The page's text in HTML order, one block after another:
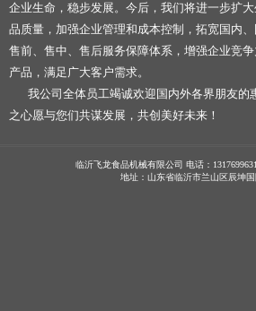
企业生命，稳步发展。今后，我们将进一步扩
品质量，加强企业管理和成本控制，拓宽国内
售前、售中、售后服务保障体系，增强企业竞
产品，满足广大客户需求。
我公司全体员工竭诚欢迎国内外各界朋友的
之心愿与您们共谋发展，共创美好未来！
临沂飞龙食品机械有限公司 电话：
地址：山东省临沂市兰山区辰坤国